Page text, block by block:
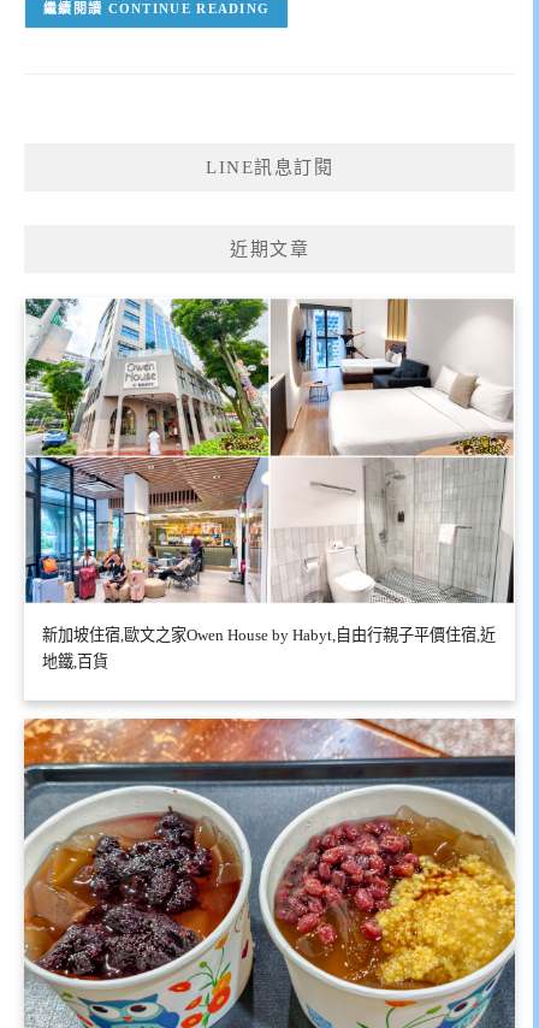
CONTINUE READING
LINE訊息訂閱
近期文章
新加坡住宿,歐文之家Owen House by Habyt,自由行親子平價住宿,近
地鐵,百貨